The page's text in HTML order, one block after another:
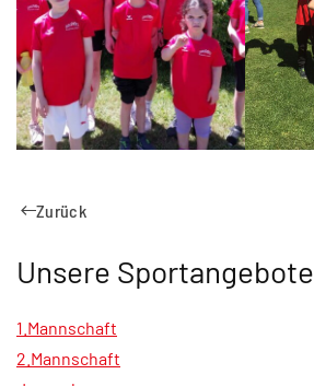
Zurück
Unsere Sportangebote
1.Mannschaft
2.Mannschaft